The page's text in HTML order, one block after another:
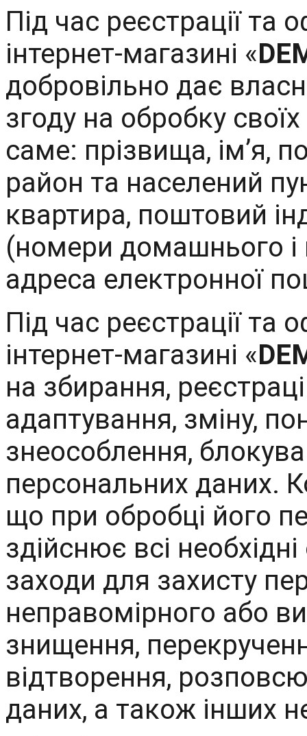
Під час реєстрації
інтернет-магазині «
добровільно дає
згоду на обробку
саме: прізвища, ім’я,
район та населений
квартира, поштовий
(номери домашнього і
адреса електронної
Під час реєстрації
інтернет-магазині «
на збирання,
адаптування, зміну,
знеособлення,
персональних даних.
що при обробці його
здійснює всі необхідні
заходи для захисту
неправомірного або
знищення,
відтворення,
даних, а також інших